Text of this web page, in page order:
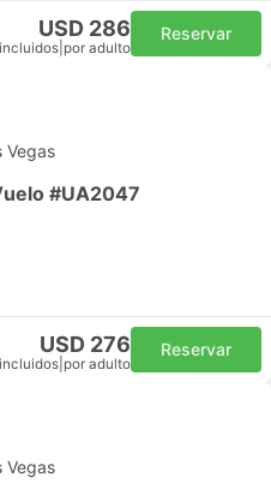
USD 286
por adulto
Reservar
Vegas
#UA2047
USD 276
por adulto
Reservar
Vegas